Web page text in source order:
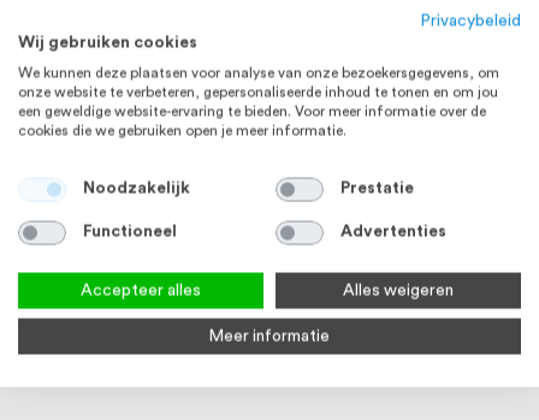
Privacybeleid
Wij gebruiken cookies
We kunnen deze plaatsen voor analyse van onze bezoekersgegevens, om
onze website te verbeteren, gepersonaliseerde inhoud te tonen en om jou
een geweldige website-ervaring te bieden. Voor meer informatie over de
cookies die we gebruiken open je meer informatie.
Noodzakelijk Prestatie
Functioneel Advertenties
Accepteer alles Alles weigeren
Meer informatie